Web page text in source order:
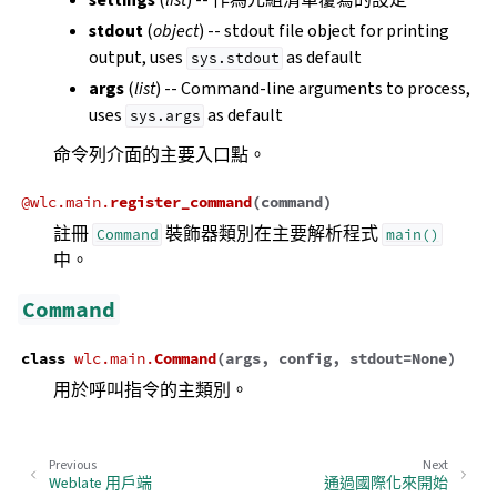
stdout(object) -- stdout file object for printing
output, uses sys.stdout as default
args(list) -- Command-line arguments to process,
uses sys.args as default
命令列介面的主要入口點。
@wlc.main.register_command(command)
註冊 Command 裝飾器類別在主要解析程式 main()
中。
Command
class wlc.main.Command(args, config, stdout=None)
用於呼叫指令的主類別。
Next
通過國際化來開始
Previous
Weblate 用戶端